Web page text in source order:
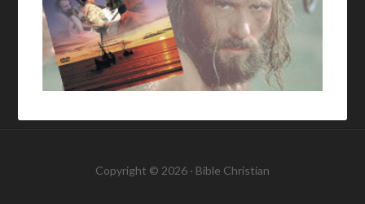
Copyright © 2026 · Bible Christian